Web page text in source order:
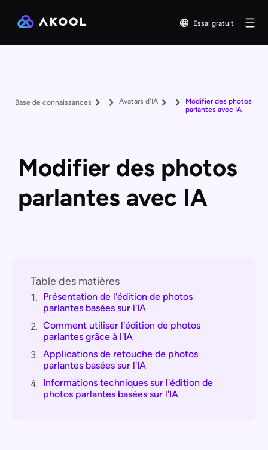
Essai gratuit
Base de connaissances Avatars d'IA
Modifier des photos
parlantes avec IA
Modifier des photos
parlantes avec IA
Table des matières
1. Présentation de l'édition de photos
parlantes basées sur l'IA
2. Comment utiliser l'édition de photos
parlantes grâce à l'IA
3. Applications de retouche de photos
parlantes basées sur l'IA
4. Informations techniques sur l'édition de
photos parlantes basées sur l'IA